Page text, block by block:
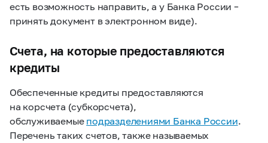
есть возможность направить, а у Банка России –
принять документ в электронном виде).
Счета, на которые предоставляются
кредиты
Обеспеченные кредиты предоставляются
на корсчета (субкорсчета),
обслуживаемые подразделениями Банка России.
Перечень таких счетов, также называемых